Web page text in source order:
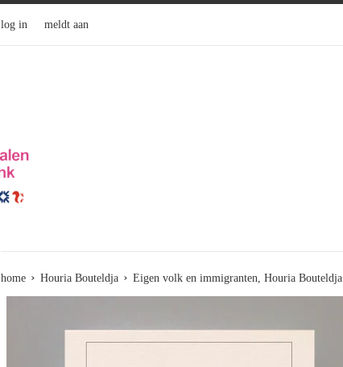
log in meldt aan
home › Houria Bouteldja › Eigen volk en immigranten, Houria Bouteldja